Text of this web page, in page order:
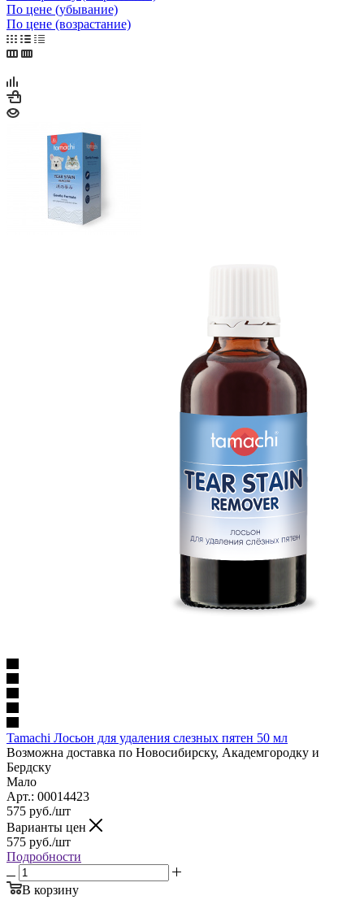
По цене (убывание)
По цене (возрастание)
Tamachi Лосьон для удаления слезных пятен 50 мл
Возможна доставка по Новосибирску, Академгородку и
Бердску
Мало
Арт.: 00014423
575 руб./шт
Варианты цен
575 руб./шт
Подробности
В корзину